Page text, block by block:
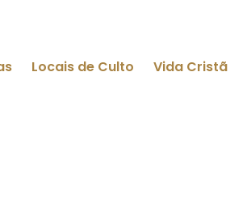
Locais de Culto Vida Cristã